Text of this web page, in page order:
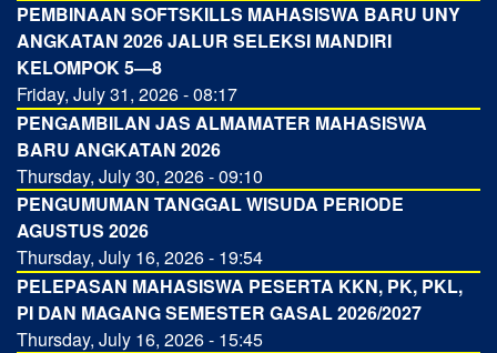
PEMBINAAN SOFTSKILLS MAHASISWA BARU UNY
ANGKATAN 2026 JALUR SELEKSI MANDIRI
KELOMPOK 5—8
Friday, July 31, 2026 - 08:17
PENGAMBILAN JAS ALMAMATER MAHASISWA
BARU ANGKATAN 2026
Thursday, July 30, 2026 - 09:10
PENGUMUMAN TANGGAL WISUDA PERIODE
AGUSTUS 2026
Thursday, July 16, 2026 - 19:54
PELEPASAN MAHASISWA PESERTA KKN, PK, PKL,
PI DAN MAGANG SEMESTER GASAL 2026/2027
Thursday, July 16, 2026 - 15:45